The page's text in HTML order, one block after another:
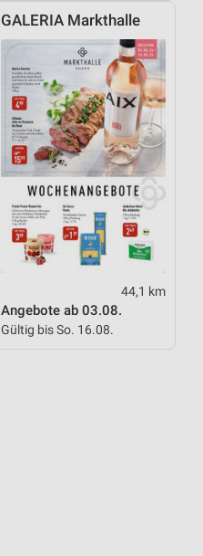
GALERIA Markthalle
44,1 km
Angebote ab 03.08.
Gültig bis So. 16.08.